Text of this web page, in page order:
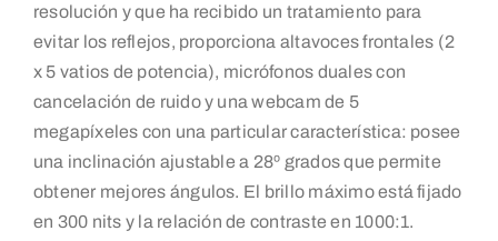
resolución y que ha recibido un tratamiento para
evitar los reflejos, proporciona altavoces frontales (2
x 5 vatios de potencia), micrófonos duales con
cancelación de ruido y una webcam de 5
megapíxeles con una particular característica: posee
una inclinación ajustable a 28º grados que permite
obtener mejores ángulos. El brillo máximo está fijado
en 300 nits y la relación de contraste en 1000:1.